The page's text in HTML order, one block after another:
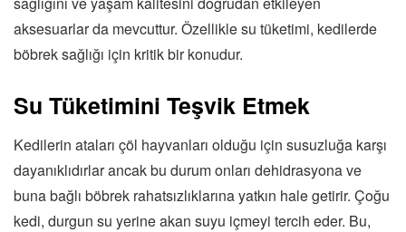
aksesuarlar da mevcuttur. Özellikle su tüketimi, kedilerde
böbrek sağlığı için kritik bir konudur.
Su Tüketimini Teşvik Etmek
Kedilerin ataları çöl hayvanları olduğu için susuzluğa karşı
dayanıklıdırlar ancak bu durum onları dehidrasyona ve
buna bağlı böbrek rahatsızlıklarına yatkın hale getirir. Çoğu
kedi, durgun su yerine akan suyu içmeyi tercih eder. Bu,